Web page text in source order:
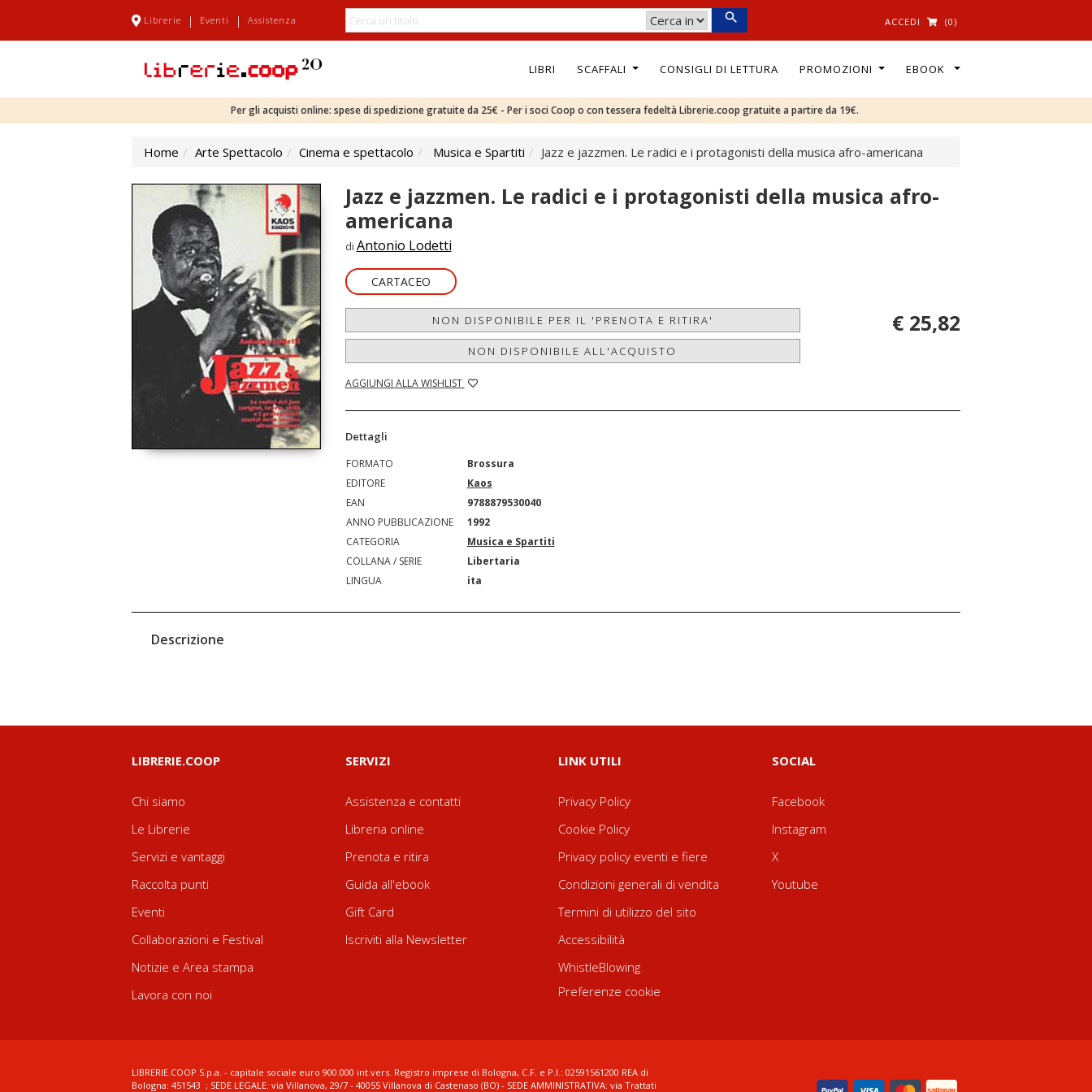
Librerie | Eventi | Assistenza ACCEDI (0)
LIBRI SCAFFALI CONSIGLI DI LETTURA PROMOZIONI EBOOK
Per gli acquisti online: spese di spedizione gratuite da 25€ - Per i soci Coop o con tessera fedeltà Librerie.coop gratuite a partire da 19€.
Home Arte Spettacolo Cinema e spettacolo Musica e Spartiti Jazz e jazzmen. Le radici e i protagonisti della musica afro-americana
Jazz e jazzmen. Le radici e i protagonisti della musica afro-
americana
di Antonio Lodetti
CARTACEO
NON DISPONIBILE PER IL 'PRENOTA E RITIRA'
NON DISPONIBILE ALL'ACQUISTO
AGGIUNGI ALLA WISHLIST
€ 25,82
Dettagli
FORMATO
Brossura
EDITORE
Kaos
EAN
9788879530040
ANNO PUBBLICAZIONE
1992
CATEGORIA
Musica e Spartiti
COLLANA / SERIE
Libertaria
LINGUA
ita
Descrizione
LIBRERIE.COOP
Chi siamo
Le Librerie
Servizi e vantaggi
Raccolta punti
Eventi
Collaborazioni e Festival
Notizie e Area stampa
Lavora con noi
SERVIZI
Assistenza e contatti
Libreria online
Prenota e ritira
Guida all'ebook
Gift Card
Iscriviti alla Newsletter
LINK UTILI
Privacy Policy
Cookie Policy
Privacy policy eventi e fiere
Condizioni generali di vendita
Termini di utilizzo del sito
Accessibilità
WhistleBlowing
Preferenze cookie
SOCIAL
Facebook
Instagram
X
Youtube
LIBRERIE.COOP S.p.a. - capitale sociale euro 900.000 int.vers. Registro imprese di Bologna, C.F. e P.I.: 02591561200 REA di
Bologna: 451543 ; SEDE LEGALE: via Villanova, 29/7 - 40055 Villanova di Castenaso (BO) - SEDE AMMINISTRATIVA: via Trattati